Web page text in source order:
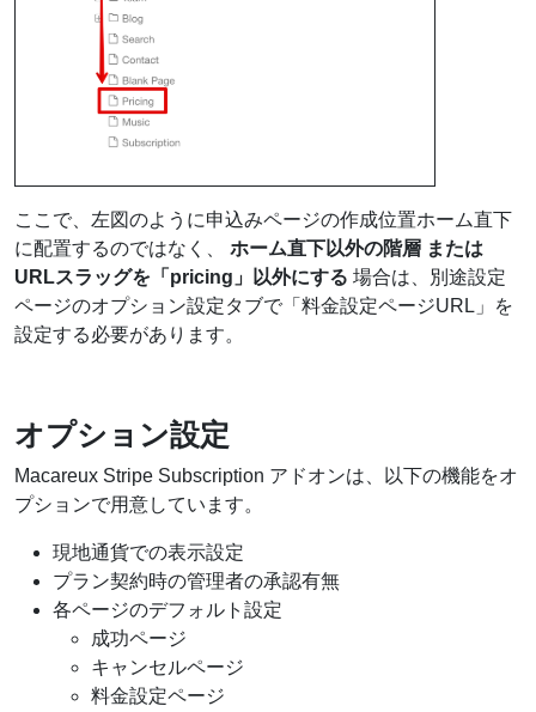
ここで、左図のように申込みページの作成位置ホーム直下
に配置するのではなく、 ホーム直下以外の階層 または
URLスラッグを「pricing」以外にする 場合は、別途設定
ページのオプション設定タブで「料金設定ページURL」を
設定する必要があります。
オプション設定
Macareux Stripe Subscription アドオンは、以下の機能をオ
プションで用意しています。
現地通貨での表示設定
プラン契約時の管理者の承認有無
各ページのデフォルト設定
成功ページ
キャンセルページ
料金設定ページ